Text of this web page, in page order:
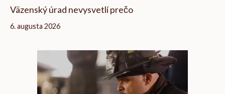
Väzenský úrad nevysvetlí prečo
6. augusta 2026